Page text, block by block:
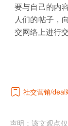
要与自己的内
人们的帖子，
交网络上进行交
社交营销 deal
声明：该文观点